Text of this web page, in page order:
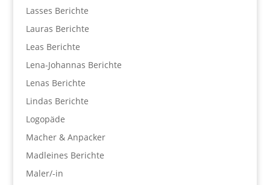
Lasses Berichte
Lauras Berichte
Leas Berichte
Lena-Johannas Berichte
Lenas Berichte
Lindas Berichte
Logopäde
Macher & Anpacker
Madleines Berichte
Maler/-in